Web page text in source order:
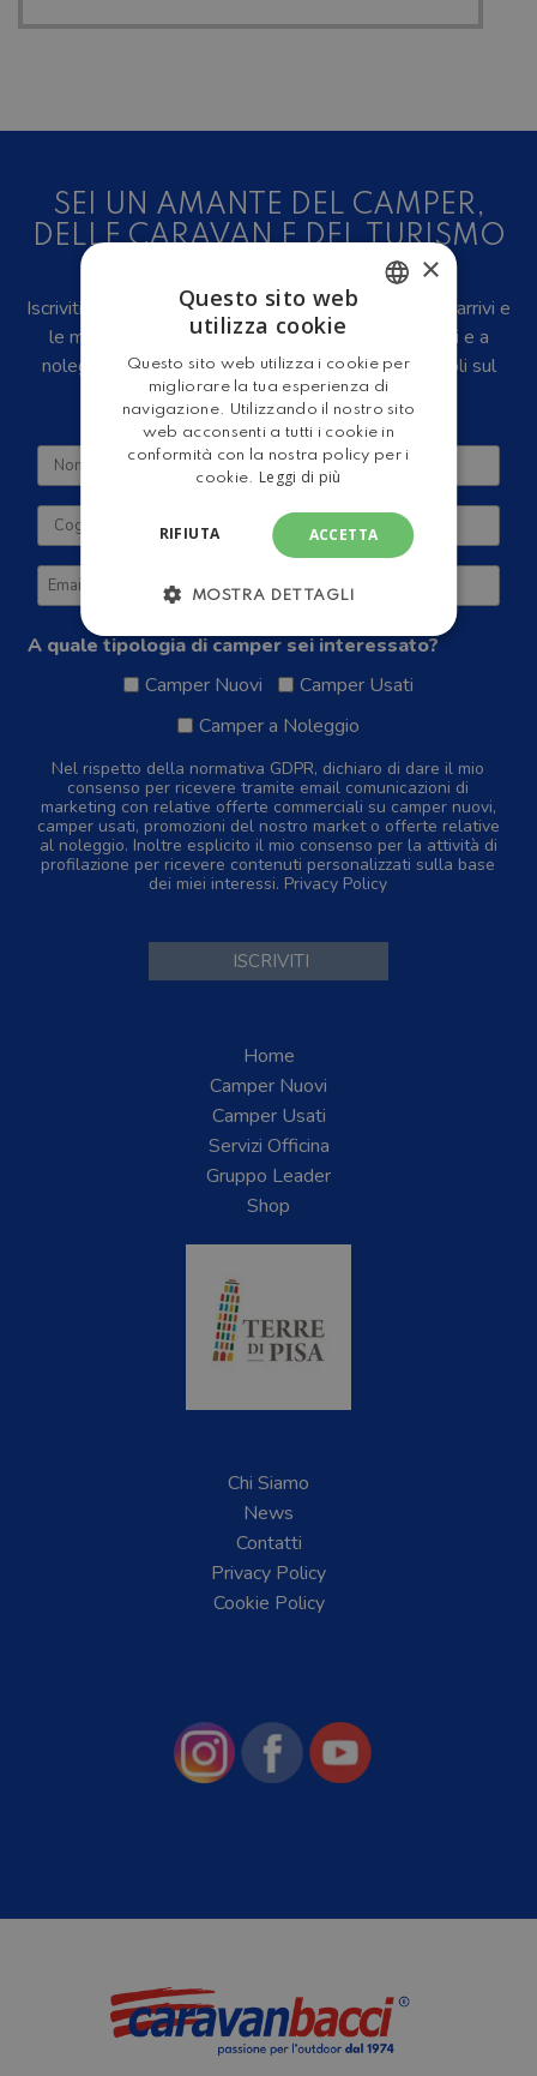
SEI UN AMANTE DEL CAMPER,
DELLE CARAVAN E DEL TURISMO
ALL'ARIA APERTA?
Iscriviti alla newsletter, riceverai in anteprima i nuovi arrivi e
le migliori offerte su camper e caravan nuovi, usati e a
noleggio, eventi, video recensioni, iniziative e articoli sul
mondo del turismo outdoor.
A quale tipologia di camper sei interessato?
Camper Nuovi
Camper Usati
Camper a Noleggio
Nel rispetto della normativa GDPR, dichiaro di dare il mio
consenso per ricevere tramite email comunicazioni di
marketing con relative offerte commerciali su camper nuovi,
camper usati, promozioni del nostro market o offerte relative
al noleggio. Inoltre esplicito il mio consenso per la attività di
profilazione per ricevere contenuti personalizzati sulla base
dei miei interessi. Privacy Policy
Home
Camper Nuovi
Camper Usati
Servizi Officina
Gruppo Leader
Shop
Chi Siamo
News
Contatti
Privacy Policy
Cookie Policy
ENGLISH
×
Questo sito web
utilizza cookie
Questo sito web utilizza i cookie per
migliorare la tua esperienza di
navigazione. Utilizzando il nostro sito
web acconsenti a tutti i cookie in
conformità con la nostra policy per i
cookie.
Leggi di più
ACCETTA
RIFIUTA
MOSTRA DETTAGLI